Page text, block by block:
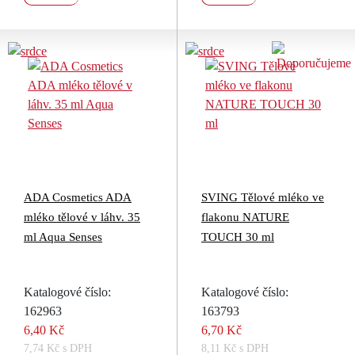
ADA Cosmetics ADA
mléko tělové v láhv. 35
ml Aqua Senses
Katalogové číslo:
162963
6,40 Kč
7,74 Kč s DPH
SVING Tělové mléko ve
flakonu NATURE
TOUCH 30 ml
Katalogové číslo:
163793
6,70 Kč
8,11 Kč s DPH